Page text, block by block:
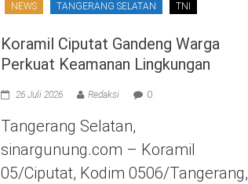
NEWS TANGERANG SELATAN TNI
Koramil Ciputat Gandeng Warga
Perkuat Keamanan Lingkungan
26 Juli 2026 Redaksi 0
Tangerang Selatan,
sinargunung.com – Koramil
05/Ciputat, Kodim 0506/Tangerang,